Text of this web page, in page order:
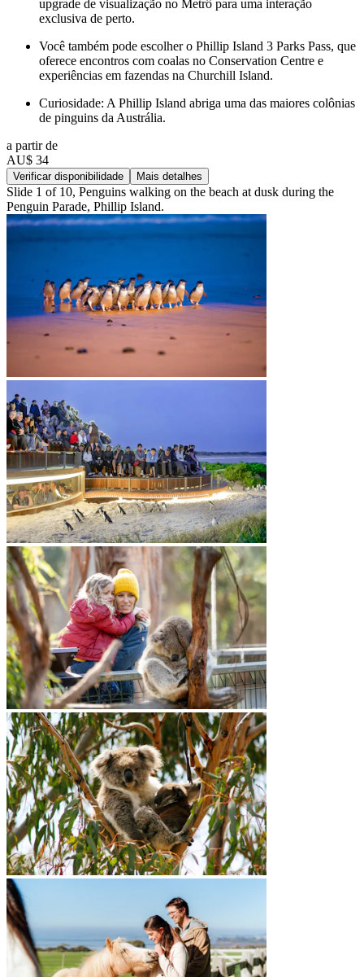
upgrade de visualização no Metrô para uma interação
exclusiva de perto.
Você também pode escolher o Phillip Island 3 Parks Pass, que
oferece encontros com coalas no Conservation Centre e
experiências em fazendas na Churchill Island.
Curiosidade: A Phillip Island abriga uma das maiores colônias
de pinguins da Austrália.
a partir de
AU$ 34
Verificar disponibilidade Mais detalhes
Slide 1 of 10, Penguins walking on the beach at dusk during the
Penguin Parade, Phillip Island.